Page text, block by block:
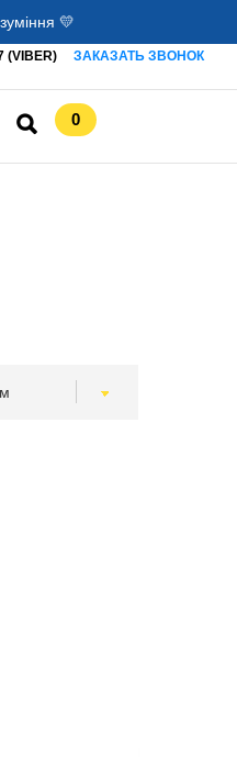
💛
(VIBER) ЗАКАЗАТЬ ЗВОНОК
0